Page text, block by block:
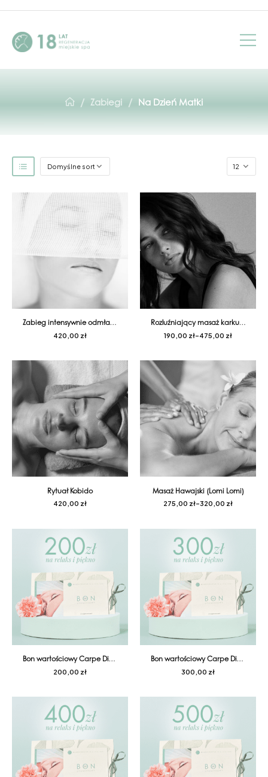
/ Zabiegi / Na Dzień Matki
Zabieg intensywnie odmładzający BP3
420,00 zł
Rozluźniający masaż karku i głowy Regeneracyjne Odprężenie
190,00 zł–475,00 zł
Rytuał Kobido
420,00 zł
Masaż Hawajski (Lomi Lomi)
275,00 zł–320,00 zł
Bon wartościowy Carpe Diem 200
200,00 zł
Bon wartościowy Carpe Diem 300
300,00 zł